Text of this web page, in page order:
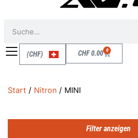
(CHF) CHF0.00 0
Start / Nitron / MINI
Filter anzeigen